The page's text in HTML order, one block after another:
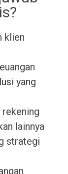
klien
yang
lainnya
strategi